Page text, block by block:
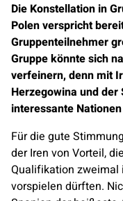
Die Konstellation in
Polen verspricht
Gruppenteilnehmer
Gruppe könnte sich
verfeinern, denn mit
Herzegowina und
interessante
Für die gute
der Iren von Vorteil,
Qualifikation zweimal
vorspielen dürften.